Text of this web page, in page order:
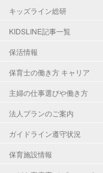
キッズライン総研
KIDSLINE記事一覧
保活情報
保育士の働き方 キャリア
主婦の仕事選びや働き方
法人プランのご案内
ガイドライン遵守状況
保育施設情報